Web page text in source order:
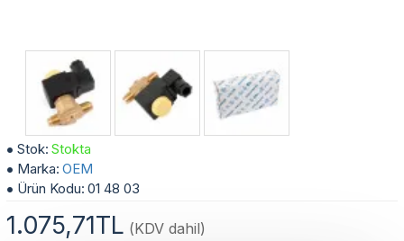
Stok: Stokta
Marka: OEM
Ürün Kodu: 01 48 03
1.075,71TL (KDV dahil)